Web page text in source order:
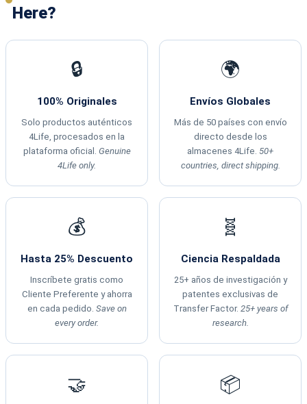
Here?
🔒
100% Originales
Solo productos auténticos
4Life, procesados en la
plataforma oficial. Genuine
4Life only.
🌍
Envíos Globales
Más de 50 países con envío
directo desde los
almacenes 4Life. 50+
countries, direct shipping.
💰
Hasta 25% Descuento
Inscríbete gratis como
Cliente Preferente y ahorra
en cada pedido. Save on
every order.
🧬
Ciencia Respaldada
25+ años de investigación y
patentes exclusivas de
Transfer Factor. 25+ years of
research.
🤝 📦